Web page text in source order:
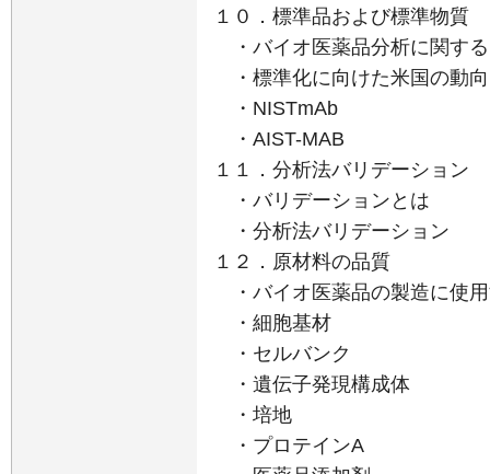
１０．標準品および標準物質
・バイオ医薬品分析に関す
・標準化に向けた米国の動向
・NISTmAb
・AIST-MAB
１１．分析法バリデーション
・バリデーションとは
・分析法バリデーション
１２．原材料の品質
・バイオ医薬品の製造に使
・細胞基材
・セルバンク
・遺伝子発現構成体
・培地
・プロテインA